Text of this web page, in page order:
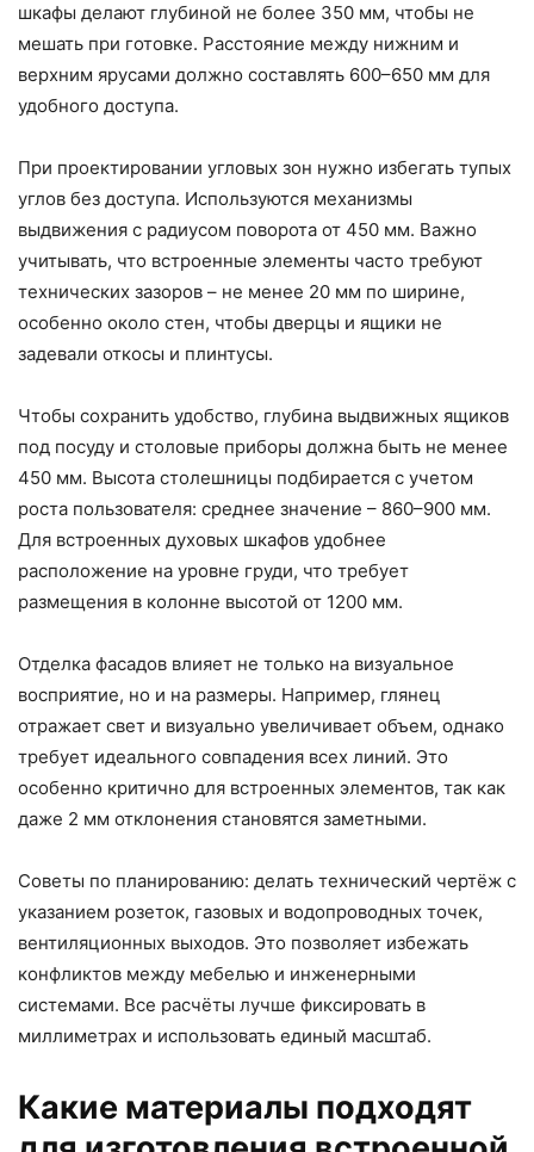
шкафы делают глубиной не более 350 мм, чтобы не
мешать при готовке. Расстояние между нижним и
верхним ярусами должно составлять 600–650 мм для
удобного доступа.
При проектировании угловых зон нужно избегать тупых
углов без доступа. Используются механизмы
выдвижения с радиусом поворота от 450 мм. Важно
учитывать, что встроенные элементы часто требуют
технических зазоров – не менее 20 мм по ширине,
особенно около стен, чтобы дверцы и ящики не
задевали откосы и плинтусы.
Чтобы сохранить удобство, глубина выдвижных ящиков
под посуду и столовые приборы должна быть не менее
450 мм. Высота столешницы подбирается с учетом
роста пользователя: среднее значение – 860–900 мм.
Для встроенных духовых шкафов удобнее
расположение на уровне груди, что требует
размещения в колонне высотой от 1200 мм.
Отделка фасадов влияет не только на визуальное
восприятие, но и на размеры. Например, глянец
отражает свет и визуально увеличивает объем, однако
требует идеального совпадения всех линий. Это
особенно критично для встроенных элементов, так как
даже 2 мм отклонения становятся заметными.
Советы по планированию: делать технический чертёж с
указанием розеток, газовых и водопроводных точек,
вентиляционных выходов. Это позволяет избежать
конфликтов между мебелью и инженерными
системами. Все расчёты лучше фиксировать в
миллиметрах и использовать единый масштаб.
Какие материалы подходят